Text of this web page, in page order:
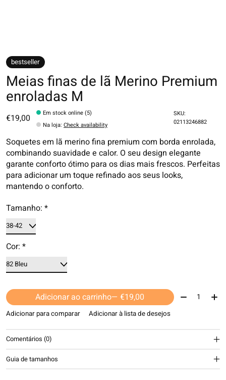
bestseller
Meias finas de lã Merino Premium
enroladas M
€19,00
Em stock online (5)
Na loja:Check availability
SKU:
02113246882
Soquetes em lã merino fina premium com borda enrolada,
combinando suavidade e calor. O seu design elegante
garante conforto ótimo para os dias mais frescos. Perfeitas
para adicionar um toque refinado aos seus looks,
mantendo o conforto.
Tamanho: *
Cor: *
Adicionar ao carrinho — €19,00 Quantidade:
Adicionar para comparar Adicionar à lista de desejos
Comentários (0)
Guia de tamanhos